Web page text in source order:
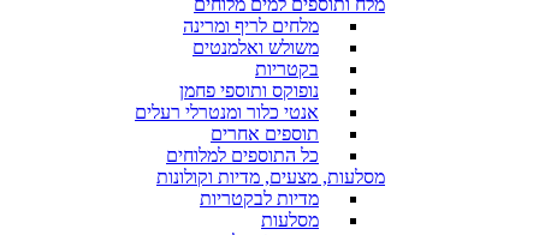
מלחים לריף ומרינה
משולש ואלמנטים
בקטריות
נופוקס ותוספי פחמן
אנטי כלור ומנטרלי רעלים
תוספים אחרים
כל התוספים למלוחים
מסלעות, מצעים, מדיות וקולונות
מדיות לבקטריות
מסלעות